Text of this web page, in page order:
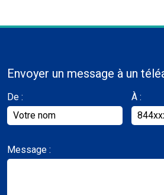
Envoyer un message à un
De : À :
Message :